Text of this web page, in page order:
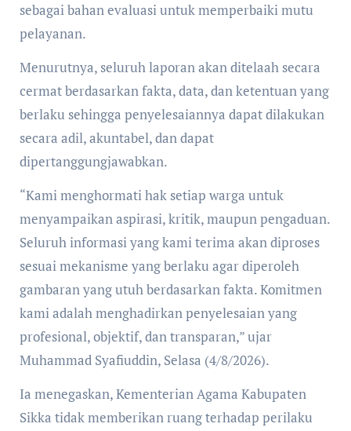
sebagai bahan evaluasi untuk memperbaiki mutu
pelayanan.
Menurutnya, seluruh laporan akan ditelaah secara
cermat berdasarkan fakta, data, dan ketentuan yang
berlaku sehingga penyelesaiannya dapat dilakukan
secara adil, akuntabel, dan dapat
dipertanggungjawabkan.
“Kami menghormati hak setiap warga untuk
menyampaikan aspirasi, kritik, maupun pengaduan.
Seluruh informasi yang kami terima akan diproses
sesuai mekanisme yang berlaku agar diperoleh
gambaran yang utuh berdasarkan fakta. Komitmen
kami adalah menghadirkan penyelesaian yang
profesional, objektif, dan transparan,” ujar
Muhammad Syafiuddin, Selasa (4/8/2026).
Ia menegaskan, Kementerian Agama Kabupaten
Sikka tidak memberikan ruang terhadap perilaku